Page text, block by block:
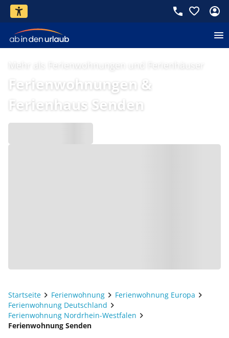
Mehr als Ferienwohnungen und Ferienhäuser
Ferienwohnungen &
Ferienhaus Senden
Startseite Ferienwohnung
Ferienwohnung Europa
Ferienwohnung Deutschland
Ferienwohnung Nordrhein-Westfalen
Ferienwohnung Senden